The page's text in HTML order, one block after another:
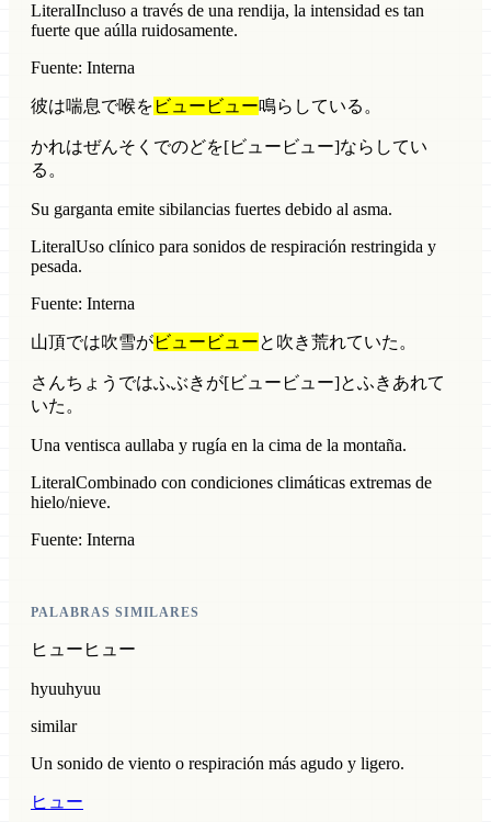
LiteralIncluso a través de una rendija, la intensidad es tan
fuerte que aúlla ruidosamente.
Fuente: Interna
彼は喘息で喉を ビュービュー鳴らしている。
かれはぜんそくでのどを[ビュービュー]ならしてい
る。
Su garganta emite sibilancias fuertes debido al asma.
LiteralUso clínico para sonidos de respiración restringida y
pesada.
Fuente: Interna
山頂では吹雪がビュービューと吹き荒れていた。
さんちょうではふぶきが[ビュービュー]とふきあれて
いた。
Una ventisca aullaba y rugía en la cima de la montaña.
LiteralCombinado con condiciones climáticas extremas de
hielo/nieve.
Fuente: Interna
PALABRAS SIMILARES
ヒューヒュー
hyuuhyuu
similar
Un sonido de viento o respiración más agudo y ligero.
ヒュー